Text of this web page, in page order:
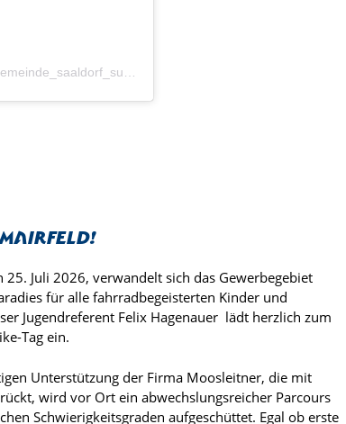
Mairfeld!
25. Juli 2026, verwandelt sich das Gewerbegebiet
für alle fahrradbegeisterten Kinder und
Jugendreferent Felix Hagenauer lädt herzlich zum
Tag ein.
Unterstützung der Firma Moosleitner, die mit
wird vor Ort ein abwechslungsreicher Parcours
Schwierigkeitsgraden aufgeschüttet. Egal ob erste